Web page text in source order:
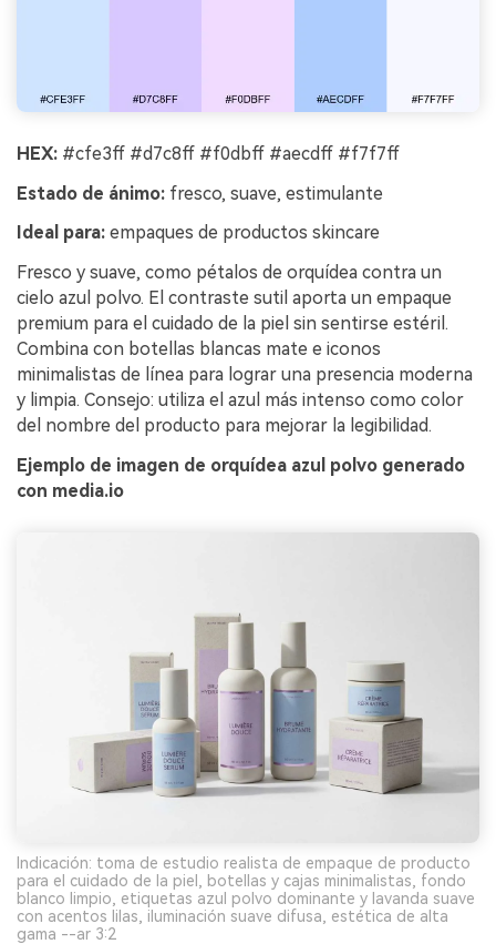
HEX: #cfe3ff #d7c8ff #f0dbff #aecdff #f7f7ff
Estado de ánimo: fresco, suave, estimulante
Ideal para: empaques de productos skincare
Fresco y suave, como pétalos de orquídea contra un
cielo azul polvo. El contraste sutil aporta un empaque
premium para el cuidado de la piel sin sentirse estéril.
Combina con botellas blancas mate e iconos
minimalistas de línea para lograr una presencia moderna
y limpia. Consejo: utiliza el azul más intenso como color
del nombre del producto para mejorar la legibilidad.
Ejemplo de imagen de orquídea azul polvo generado
con media.io
Indicación: toma de estudio realista de empaque de producto
para el cuidado de la piel, botellas y cajas minimalistas, fondo
blanco limpio, etiquetas azul polvo dominante y lavanda suave
con acentos lilas, iluminación suave difusa, estética de alta
gama --ar 3:2